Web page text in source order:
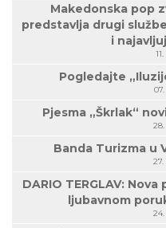
Makedonska pop
predstavlja drugi
i
Pogledajte
Pjesma „Škrlak“
28.
Banda Turizma u
27.
DARIO TERGLAV:
ljubavnom
24.